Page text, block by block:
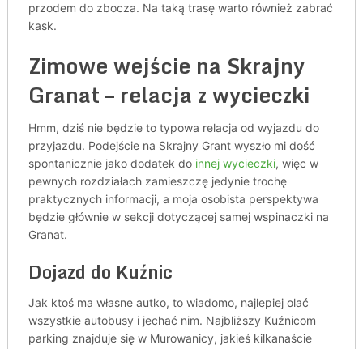
przodem do zbocza. Na taką trasę warto również zabrać
kask.
Zimowe wejście na Skrajny
Granat – relacja z wycieczki
Hmm, dziś nie będzie to typowa relacja od wyjazdu do
przyjazdu. Podejście na Skrajny Grant wyszło mi dość
spontanicznie jako dodatek do innej wycieczki, więc w
pewnych rozdziałach zamieszczę jedynie trochę
praktycznych informacji, a moja osobista perspektywa
będzie głównie w sekcji dotyczącej samej wspinaczki na
Granat.
Dojazd do Kuźnic
Jak ktoś ma własne autko, to wiadomo, najlepiej olać
wszystkie autobusy i jechać nim. Najbliższy Kuźnicom
parking znajduje się w Murowanicy, jakieś kilkanaście